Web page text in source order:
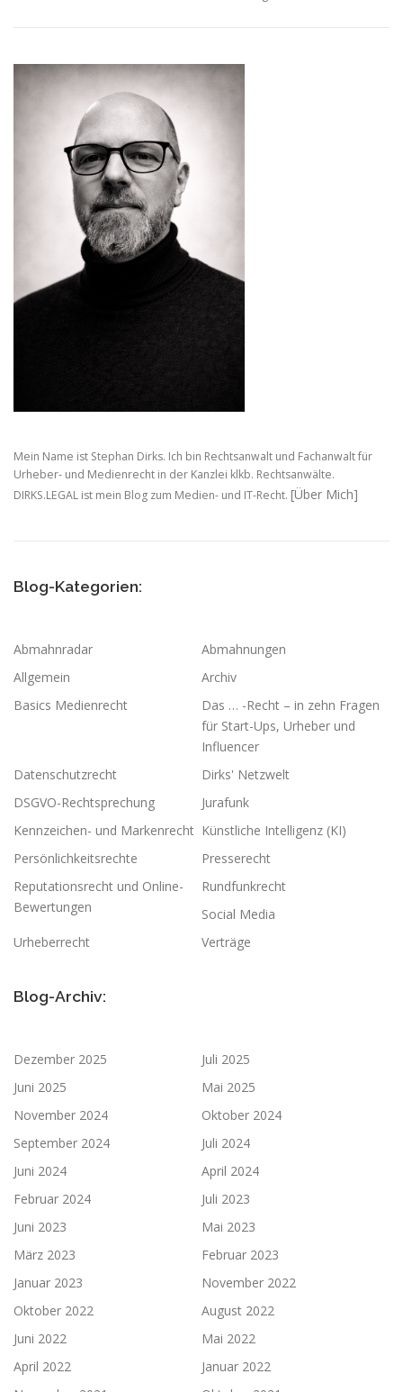
Mein Name ist Stephan Dirks. Ich bin Rechtsanwalt und Fachanwalt für
Urheber- und Medienrecht in der Kanzlei klkb. Rechtsanwälte.
DIRKS.LEGAL ist mein Blog zum Medien- und IT-Recht. [Über Mich]
Blog-Kategorien:
Abmahnradar
Abmahnungen
Allgemein
Archiv
Basics Medienrecht
Das … -Recht – in zehn Fragen
für Start-Ups, Urheber und
Influencer
Datenschutzrecht
Dirks' Netzwelt
DSGVO-Rechtsprechung
Jurafunk
Kennzeichen- und Markenrecht Künstliche Intelligenz (KI)
Persönlichkeitsrechte
Presserecht
Reputationsrecht und Online-
Bewertungen
Rundfunkrecht
Social Media
Urheberrecht
Verträge
Blog-Archiv:
Dezember 2025
Juli 2025
Juni 2025
Mai 2025
November 2024
Oktober 2024
September 2024
Juli 2024
Juni 2024
April 2024
Februar 2024
Juli 2023
Juni 2023
Mai 2023
März 2023
Februar 2023
Januar 2023
November 2022
Oktober 2022
August 2022
Juni 2022
Mai 2022
April 2022
Januar 2022